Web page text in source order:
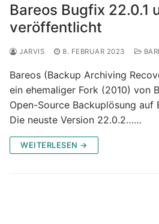
Bareos Bugfix 22.0.1
veröffentlicht
JARVIS 8. FEBRUAR 2023
Bareos (Backup Archiving
ein ehemaliger Fork (2010) von
Open-Source Backuplösung auf
Die neuste Version 22.0.2……
WEITERLESEN →